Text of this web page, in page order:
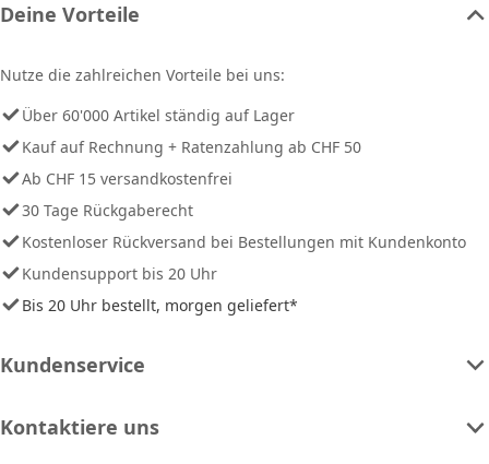
Deine Vorteile
Nutze die zahlreichen Vorteile bei uns:
Über 60'000 Artikel ständig auf Lager
Kauf auf Rechnung + Ratenzahlung ab CHF 50
Ab CHF 15 versandkostenfrei
30 Tage Rückgaberecht
Kostenloser Rückversand bei Bestellungen mit Kundenkonto
Kundensupport bis 20 Uhr
Bis 20 Uhr bestellt, morgen geliefert*
Kundenservice
Kontaktiere uns